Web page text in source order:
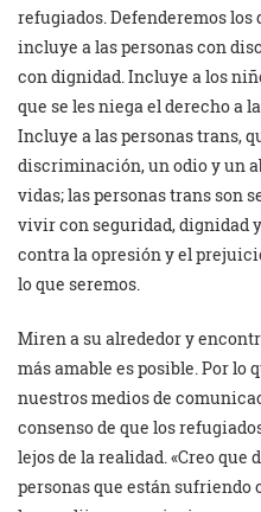
refugiados. Defenderemos los
incluye a las personas con
con dignidad. Incluye a los
que se les niega el derecho a
Incluye a las personas trans,
discriminación, un odio y un
vidas; las personas trans son
vivir con seguridad, dignidad
contra la opresión y el
lo que seremos.
Miren a su alrededor y
más amable es posible. Por lo
nuestros medios de
consenso de que los
lejos de la realidad. «Creo que
personas que están sufriendo